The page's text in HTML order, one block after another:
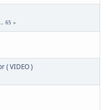
... 65
( VIDEO )